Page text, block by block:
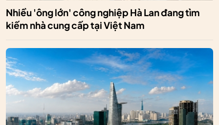
Nhiều 'ông lớn' công nghiệp Hà Lan đang tìm
kiếm nhà cung cấp tại Việt Nam